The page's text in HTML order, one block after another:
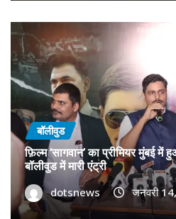
बॉलीवुड
फ़िल्म ‘सागवान’ का प्रीमियर मुंबई
बॉलीवुड में मारी एंट्री
dotsnews जनवरी